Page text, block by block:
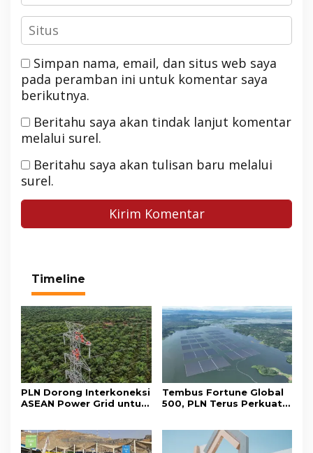
Simpan nama, email, dan situs web saya
pada peramban ini untuk komentar saya
berikutnya.
Beritahu saya akan tindak lanjut komentar
melalui surel.
Beritahu saya akan tulisan baru melalui
surel.
Timeline
PLN Dorong Interkoneksi
ASEAN Power Grid untuk
Tembus Fortune Global
500, PLN Terus Perkuat